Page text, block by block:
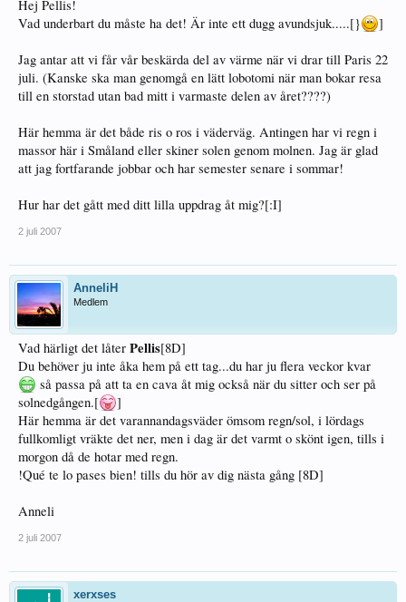
Hej Pellis!
Vad underbart du måste ha det! Är inte ett dugg avundsjuk.....[}
]
Jag antar att vi får vår beskärda del av värme när vi drar till Paris 22
juli. (Kanske ska man genomgå en lätt lobotomi när man bokar resa
till en storstad utan bad mitt i varmaste delen av året????)
Här hemma är det både ris o ros i väderväg. Antingen har vi regn i
massor här i Småland eller skiner solen genom molnen. Jag är glad
att jag fortfarande jobbar och har semester senare i sommar!
Hur har det gått med ditt lilla uppdrag åt mig?[:I]
2 juli 2007
AnneliH
Medlem
Vad härligt det låter Pellis[8D]
Du behöver ju inte åka hem på ett tag...du har ju flera veckor kvar
så passa på att ta en cava åt mig också när du sitter och ser på
solnedgången.[
]
Här hemma är det varannandagsväder ömsom regn/sol, i lördags
fullkomligt vräkte det ner, men i dag är det varmt o skönt igen, tills i
morgon då de hotar med regn.
!Qué te lo pases bien! tills du hör av dig nästa gång [8D]
Anneli
2 juli 2007
xerxses